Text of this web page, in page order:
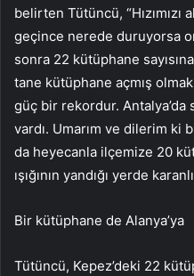
belirten Tütüncü, “Hızımızı
geçince nerede duruyorsa
sonra 22 kütüphane
tane kütüphane açmış
güç bir rekordur.
vardı. Umarım ve dilerim ki
da heyecanla ilçemize 20
ışığının yandığı yerde
Bir kütüphane de Alanya’ya
Tütüncü, Kepez’deki 22